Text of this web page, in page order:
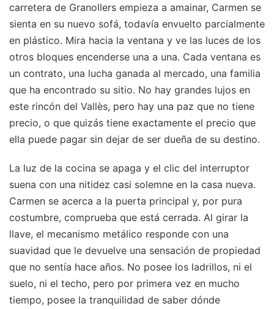
carretera de Granollers empieza a amainar, Carmen se
sienta en su nuevo sofá, todavía envuelto parcialmente
en plástico. Mira hacia la ventana y ve las luces de los
otros bloques encenderse una a una. Cada ventana es
un contrato, una lucha ganada al mercado, una familia
que ha encontrado su sitio. No hay grandes lujos en
este rincón del Vallès, pero hay una paz que no tiene
precio, o que quizás tiene exactamente el precio que
ella puede pagar sin dejar de ser dueña de su destino.
La luz de la cocina se apaga y el clic del interruptor
suena con una nitidez casi solemne en la casa nueva.
Carmen se acerca a la puerta principal y, por pura
costumbre, comprueba que está cerrada. Al girar la
llave, el mecanismo metálico responde con una
suavidad que le devuelve una sensación de propiedad
que no sentía hace años. No posee los ladrillos, ni el
suelo, ni el techo, pero por primera vez en mucho
tiempo, posee la tranquilidad de saber dónde